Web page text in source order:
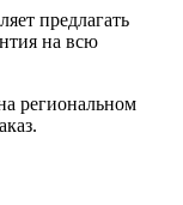
предлагать
на всю
региональном